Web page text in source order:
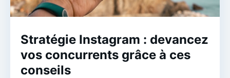
Stratégie Instagram : devancez
vos concurrents grâce à ces
conseils